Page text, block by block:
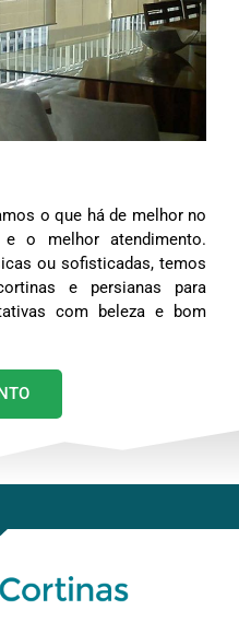
o que há de melhor no
o melhor atendimento.
ou sofisticadas, temos
e persianas para
com beleza e bom